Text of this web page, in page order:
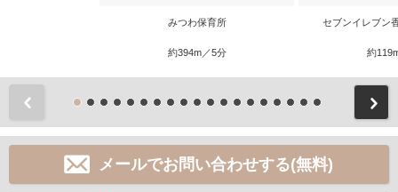
みつわ保育所
約394m／5分
セブンイレブン
約
メールでお問い合わせする(無料)